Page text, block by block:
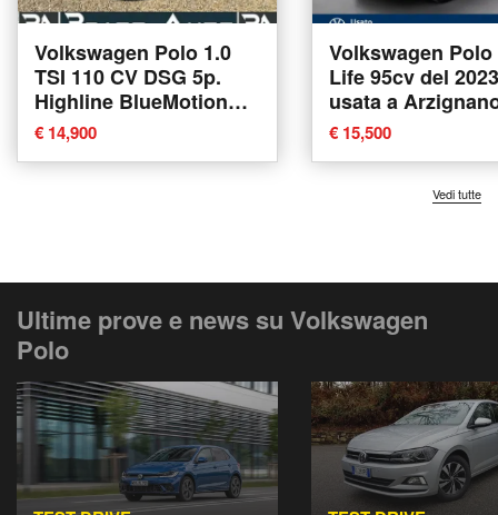
Volkswagen Polo 1.0
TSI 110 CV DSG 5p.
Highline BlueMotion
Technology del 2021
usata a Prato
€ 14,900
Volkswagen
Life 95cv del 2023
usata a
€ 15,500
Vedi tutte
Ultime prove e news su Volkswagen
Polo